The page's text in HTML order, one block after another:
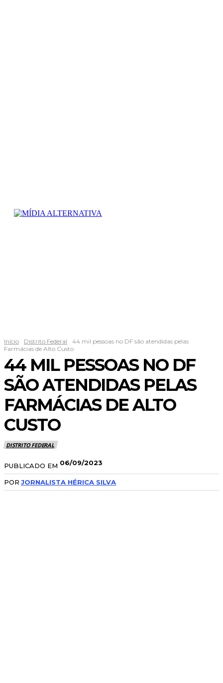
Início Distrito Federal
44 mil pessoas no DF são atendidas pelas
Farmácias de Alto Custo
44 MIL PESSOAS NO DF
SÃO ATENDIDAS PELAS
FARMÁCIAS DE ALTO
CUSTO
DISTRITO FEDERAL
PUBLICADO EM 06/09/2023
POR JORNALISTA HÉRICA SILVA